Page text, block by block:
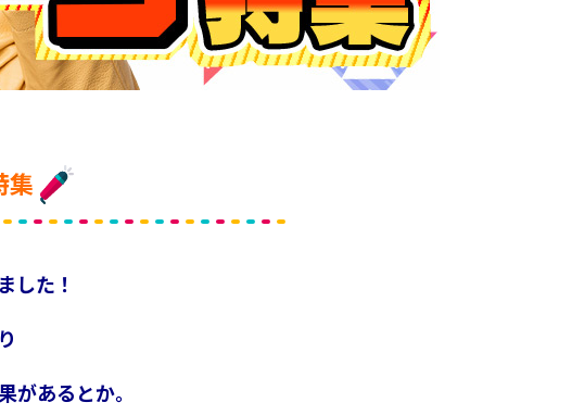
集
した！
があるとか。